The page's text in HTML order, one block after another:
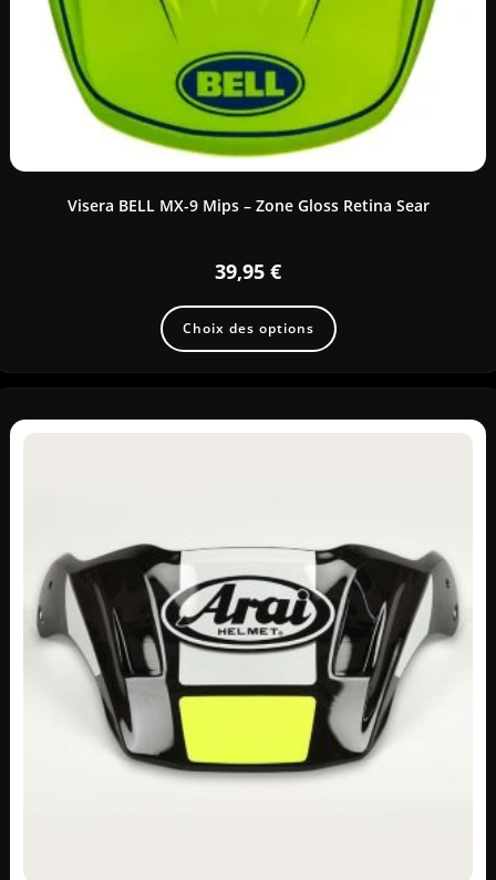
Visera BELL MX-9 Mips – Zone Gloss Retina Sear
39,95 €
Choix des options